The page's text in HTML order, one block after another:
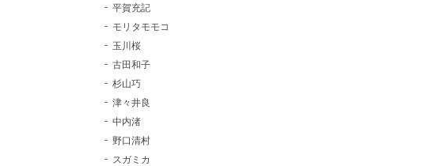
平賀充記
モリタモモコ
玉川桜
古田和子
杉山巧
津々井良
中内渚
野口清村
スガミカ